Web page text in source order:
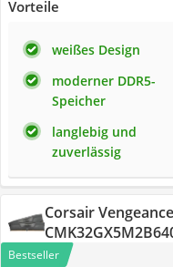
Vorteile
weißes Design
moderner DDR5-
Speicher
langlebig und
zuverlässig
Corsair
Bestseller